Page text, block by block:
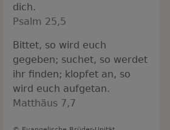
dich.
Psalm 25,5
Bittet, so wird euch
gegeben; suchet, so werdet
ihr finden; klopfet an, so
wird euch aufgetan.
Matthäus 7,7